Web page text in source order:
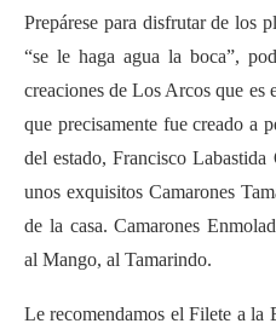
Prepárese para disfrutar de los
“se le haga agua la boca”,
creaciones de Los Arcos que es
que precisamente fue creado a
del estado, Francisco
unos exquisitos Camarones
de la casa. Camarones
al Mango, al Tamarindo.
Le recomendamos el Filete a la